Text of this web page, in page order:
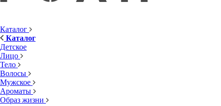
Каталог
Каталог
Детское
Лицо
Тело
Волосы
Мужское
Ароматы
Образ жизни